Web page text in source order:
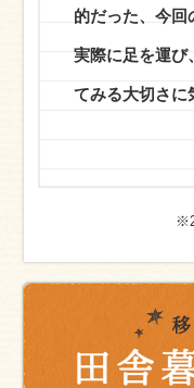
的だった、今回
実際に足を運び
てみる大切さに